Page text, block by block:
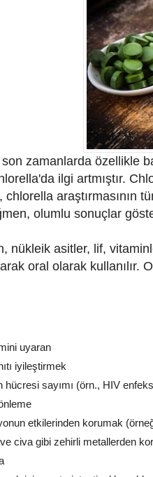
zamanlarda özellikle
ilgi artmıştır.
chlorella araştırmasının
olumlu sonuçlar
nükleik asitler, lif,
oral olarak kullanılır.
uyaran
iyileştirmek
hücresi sayımı (örn., HIV
etkilerinden korumak
civa gibi zehirli metallerden